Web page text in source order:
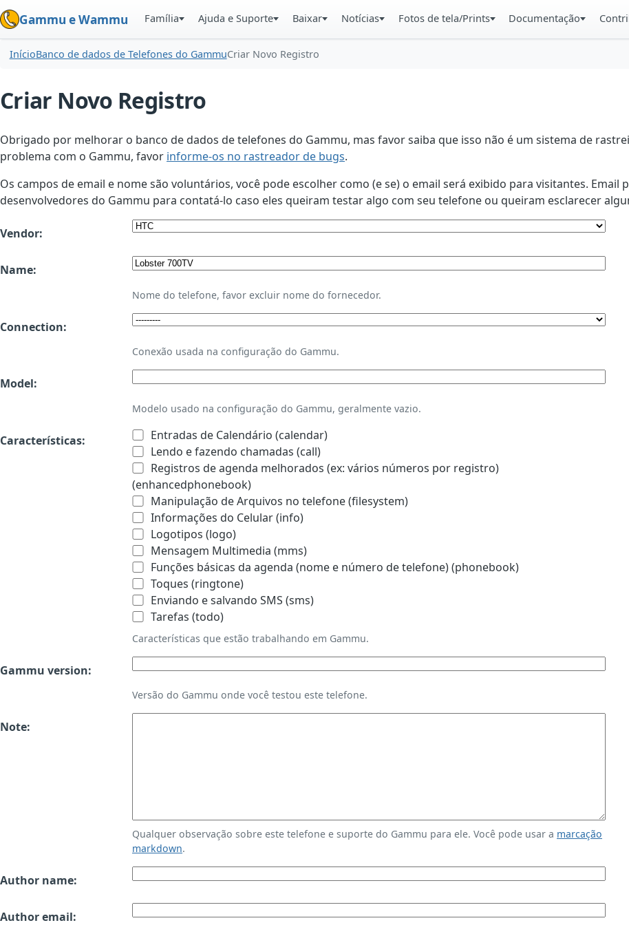
Gammu e Wammu Família Ajuda e Suporte Baixar Notícias Fotos de tela/Prints Documentação
InícioBanco de dados de Telefones do GammuCriar Novo Registro
Criar Novo Registro
Obrigado por melhorar o banco de dados de telefones do Gammu, mas favor saiba que isso não é um sistema de
problema com o Gammu, favor informe-os no rastreador de bugs.
Os campos de email e nome são voluntários, você pode escolher como (e se) o email será exibido para visitantes. Email
desenvolvedores do Gammu para contatá-lo caso eles queiram testar algo com seu telefone ou queiram esclarecer
Vendor:
Name:
Nome do telefone, favor excluir nome do fornecedor.
Connection:
Conexão usada na configuração do Gammu.
Model:
Modelo usado na configuração do Gammu, geralmente vazio.
Características:
Entradas de Calendário (calendar)
Lendo e fazendo chamadas (call)
Registros de agenda melhorados (ex: vários números por registro)
(enhancedphonebook)
Manipulação de Arquivos no telefone (filesystem)
Informações do Celular (info)
Logotipos (logo)
Mensagem Multimedia (mms)
Funções básicas da agenda (nome e número de telefone) (phonebook)
Toques (ringtone)
Enviando e salvando SMS (sms)
Tarefas (todo)
Características que estão trabalhando em Gammu.
Gammu version:
Versão do Gammu onde você testou este telefone.
Note:
Qualquer observação sobre este telefone e suporte do Gammu para ele. Você pode usar a marcação
markdown.
Author name:
Author email: